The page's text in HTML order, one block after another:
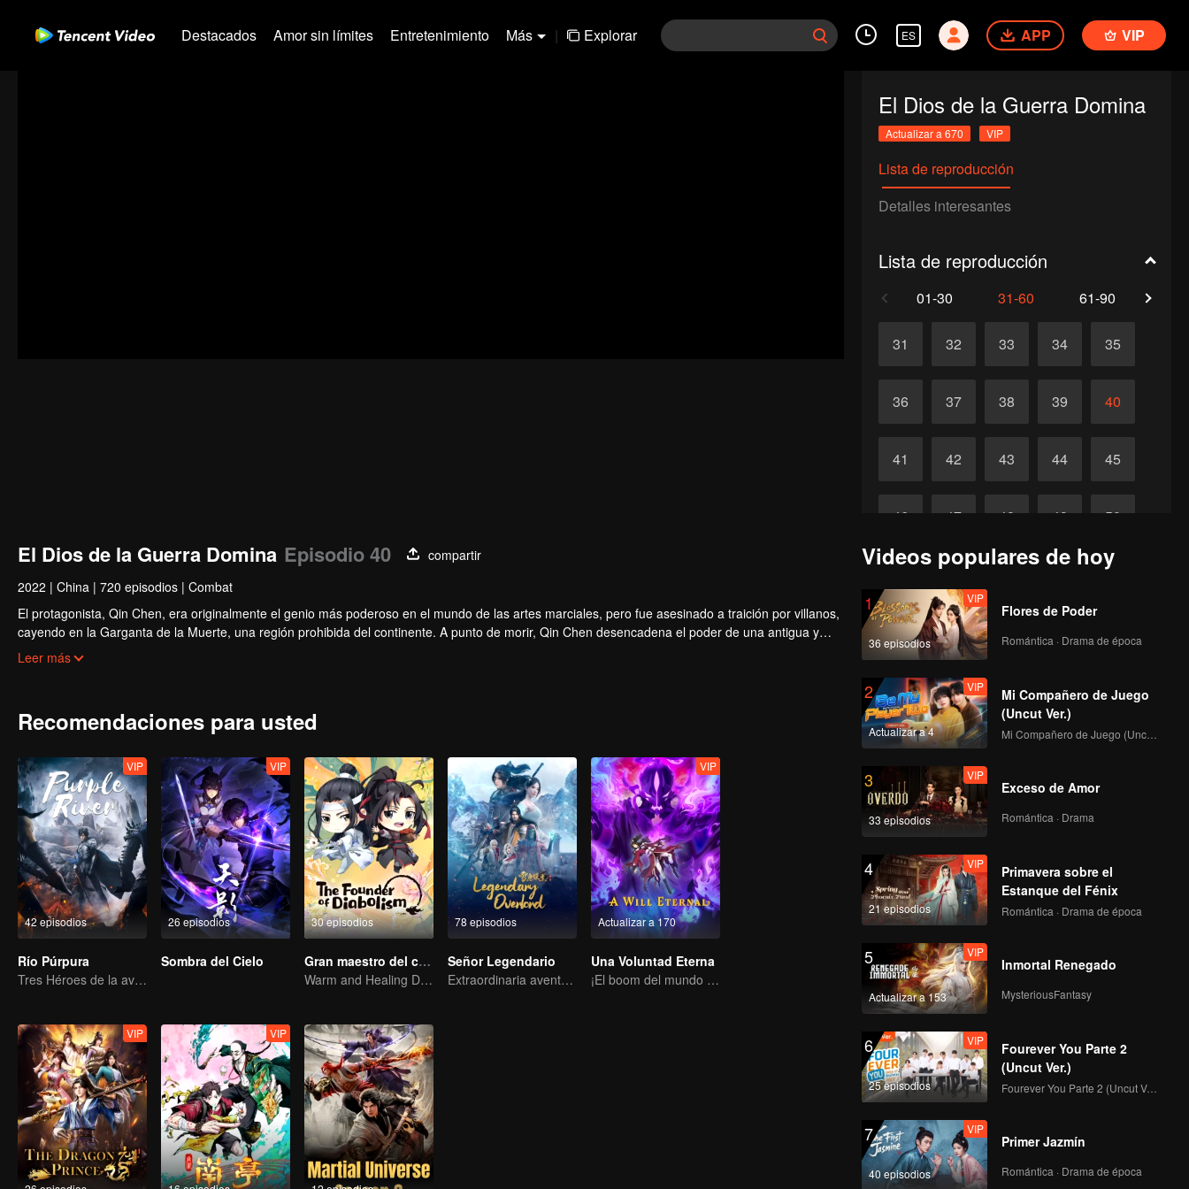
Destacados Amor sin límites Entretenimiento Más | Explorar ES APP VIP
El Dios de la Guerra Domina
Actualizar a 670 VIP
Lista de reproducción
Detalles interesantes
Lista de reproducción
01-30 31-60 61-90
31 32 33 34 35
36 37 38 39 40
41 42 43 44 45
46 47 48 49 50
55
56 57
El Dios de la Guerra Domina Episodio 40
compartir
2022 | China | 720 episodios | Combat
El protagonista, Qin Chen, era originalmente el genio más poderoso en el mundo de las artes marciales, pero fue asesinado a traición por villanos,
cayendo en la Garganta de la Muerte, una región prohibida del continente. A punto de morir, Qin Chen desencadena el poder de una antigua y
misteriosa espada...
Leer más
Recomendaciones para usted
42 episodios
VIP
Río Púrpura
Tres Héroes de la aventura de Zichuan en el Continente Xichuan
26 episodios
VIP
Sombra del Cielo
30 episodios
Gran maestro del cultivo demoníaco Q
Warm and Healing Daily Life
78 episodios
Señor Legendario
Extraordinaria aventura, una adolescente renacida de la adversidad.
Actualizar a 170
VIP
Una Voluntad Eterna
¡El boom del mundo del cultivo de la inmortalidad ha vuelto!
VIP VIP
Videos populares de hoy
1
36 episodios
VIP
Flores de Poder
Romántica · Drama de época
2
Actualizar a 4
VIP
Mi Compañero de Juego
(Uncut Ver.)
Mi Compañero de Juego (Uncut Ver.)
3
33 episodios
VIP
Exceso de Amor
Romántica · Drama
4
21 episodios
VIP
Primavera sobre el
Estanque del Fénix
Romántica · Drama de época
5
Actualizar a 153
VIP
Inmortal Renegado
MysteriousFantasy
6
25 episodios
VIP
Fourever You Parte 2
(Uncut Ver.)
Fourever You Parte 2 (Uncut Ver.)
7
40 episodios
VIP
Primer Jazmín
Romántica · Drama de época